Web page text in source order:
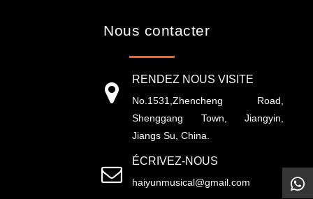
Nous contacter
RENDEZ NOUS VISITE
No.1531,Zhencheng Road,
Shenggang Town, Jiangyin,
Jiangs Su, China.
ÉCRIVEZ-NOUS
haiyunmusical@gmail.com